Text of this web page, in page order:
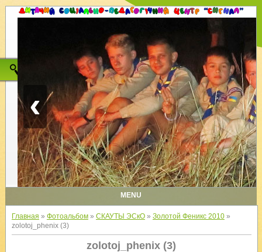
‹
MENU
Главная » Фотоальбом» СКАУТЫ ЭСкО» Золотой Феникс 2010»
zolotoj_phenix (3)
zolotoj_phenix (3)